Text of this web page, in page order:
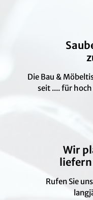
Die Bau &
seit .... für
Wir
Rufen Sie